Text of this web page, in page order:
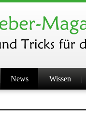
News Wissen